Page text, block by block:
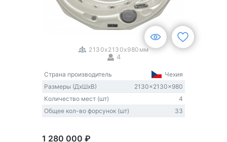
2130x2130x980мм
4
Страна производитель
Чехия
Размеры (ДxШxВ)
2130x2130x980
Количество мест (шт)
4
Общее кол-во форсунок (шт)
33
1 280 000 ₽